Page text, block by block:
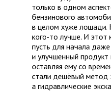
только в одном
бензинового
в целом хуже лошади.
кого-то лучше. И этот
пусть для начала
и улучшенный
оставляя ему со
стали дешёвый метод
а гидравлические